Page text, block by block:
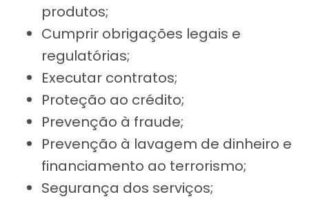
produtos;
Cumprir obrigações legais e
regulatórias;
Executar contratos;
Proteção ao crédito;
Prevenção à fraude;
Prevenção à lavagem de dinheiro e
financiamento ao terrorismo;
Segurança dos serviços;